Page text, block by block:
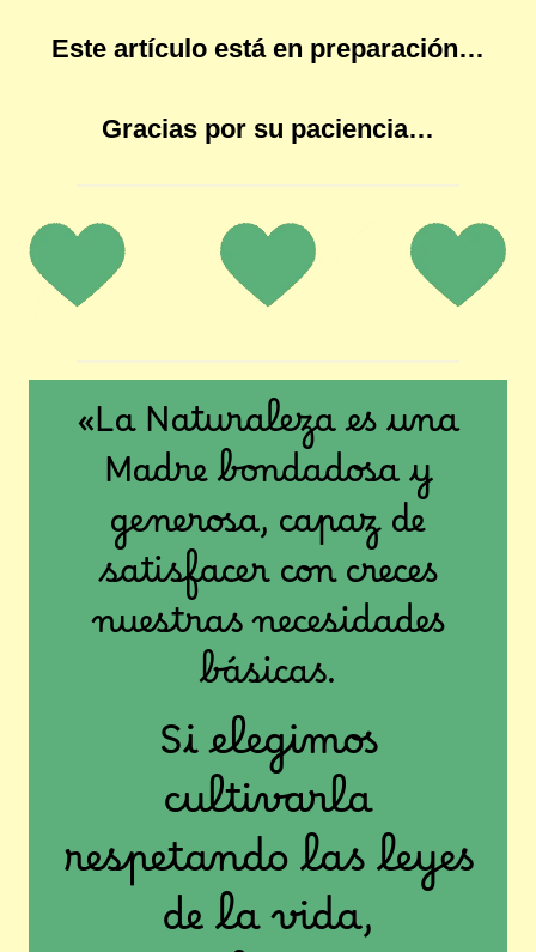
Este artículo está en preparación…
Gracias por su paciencia…
«La Naturaleza es una
Madre bondadosa y
generosa, capaz de
satisfacer con creces
nuestras necesidades
básicas.
Si elegimos
cultivarla
respetando las leyes
de la vida,